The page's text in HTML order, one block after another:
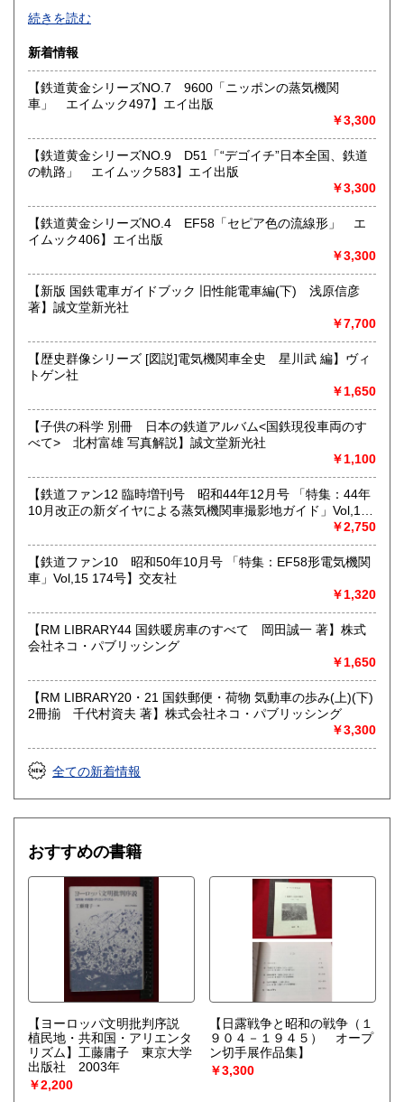
宮崎県
沖縄県
東京都では「銀装堂」として営業しております。
基本的には同じ書店となります。
★★ご質問、ご要望はご注文前にお問合せ下さい。★★
★★電話・FAXでの在庫、状態確認及びご注文には対応しま
せん。
すべての方にメールでのお問い合わせを御案内してい
★★メールでのお問い合わせは、用件のみの場合スパムメー
ルと判断して返信いたしません。お名前もお願いいたしま
沿線名：★★電話・FAXでの在庫、状態確認及びご注文には
対応しません。お電話を頂いてもすべての方にメールでのお
営業時間：(平日)10:00-17:00
定休日：土日祝休/臨時休業有
★出張買取・郵送買取(※要事前相談)致します。
お気軽にご相談ください。
取り扱い分野
近代文献、趣味、サブカルチャー、古書一般（その他）
続きを読む
新着情報
【鉄道黄金シリーズNO.7 9600「ニッポンの蒸気機関
車」 エイムック497】エイ出版
￥3,300
【鉄道黄金シリーズNO.9 D51「“デゴイチ”日本全国、鉄道
の軌路」 エイムック583】エイ出版
￥3,300
【鉄道黄金シリーズNO.4 EF58「セピア色の流線形」 エ
イムック406】エイ出版
￥3,300
【新版 国鉄電車ガイドブック 旧性能電車編(下) 浅原信彦
著】誠文堂新光社
￥7,700
【歴史群像シリーズ [図説]電気機関車全史 星川武 編】ヴィ
トゲン社
￥1,650
【子供の科学 別冊 日本の鉄道アルバム<国鉄現役車両のす
べて> 北村富雄 写真解説】誠文堂新光社
￥1,100
【鉄道ファン12 臨時増刊号 昭和44年12月号 「特集：44年
10月改正の新ダイヤによる蒸気機関車撮影地ガイド」Vol,19
￥2,750
【鉄道ファン10 昭和50年10月号 「特集：EF58形電気機関
車」Vol,15 174号】交友社
￥1,320
【RM LIBRARY44 国鉄暖房車のすべて 岡田誠一 著】株式
会社ネコ・パブリッシング
￥1,650
【RM LIBRARY20・21 国鉄郵便・荷物 気動車の歩み(上)(下)
2冊揃 千代村資夫 著】株式会社ネコ・パブリッシング
￥3,300
全ての新着情報
おすすめの書籍
【ヨーロッパ文明批判序説
植民地・共和国・アリエンタ
リズム】工藤庸子 東京大学
出版社 2003年
￥2,200
【日露戦争と昭和の戦争（１
９０４－１９４５） オープ
ン切手展作品集】
￥3,300